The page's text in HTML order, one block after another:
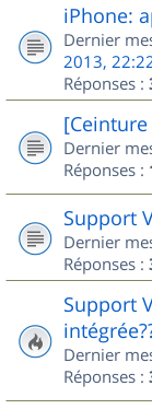
iPhone:
Dernier
2013,
Réponses :
Dernier
Réponses :
Support
Dernier
Réponses :
Support
Dernier
Réponses :